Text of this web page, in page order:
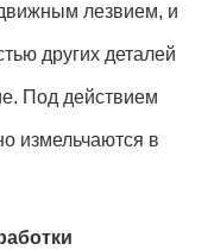
лезвием, и
других деталей
Под действием
измельчаются в